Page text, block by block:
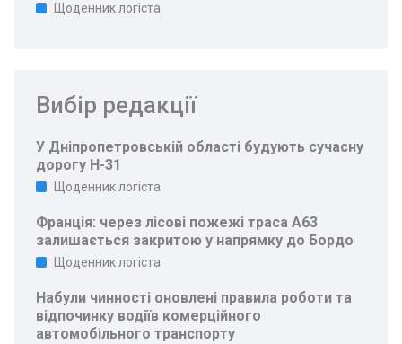
Щоденник логіста
Вибір редакції
У Дніпропетровській області будують сучасну
дорогу Н-31
Щоденник логіста
Франція: через лісові пожежі траса A63
залишається закритою у напрямку до Бордо
Щоденник логіста
Набули чинності оновлені правила роботи та
відпочинку водіїв комерційного
автомобільного транспорту